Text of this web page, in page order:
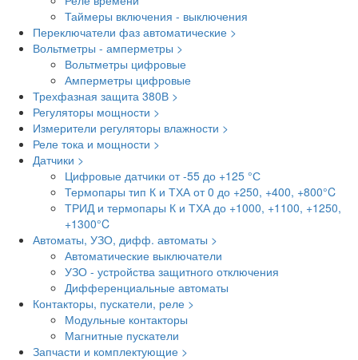
Таймеры включения - выключения
Переключатели фаз автоматические >
Вольтметры - амперметры >
Вольтметры цифровые
Амперметры цифровые
Трехфазная защита 380В >
Регуляторы мощности >
Измерители регуляторы влажности >
Реле тока и мощности >
Датчики >
Цифровые датчики от -55 до +125 °С
Термопары тип К и ТХА от 0 до +250, +400, +800°C
ТРИД и термопары К и ТХА до +1000, +1100, +1250,
+1300°C
Автоматы, УЗО, дифф. автоматы >
Автоматические выключатели
УЗО - устройства защитного отключения
Дифференциальные автоматы
Контакторы, пускатели, реле >
Модульные контакторы
Магнитные пускатели
Запчасти и комплектующие >